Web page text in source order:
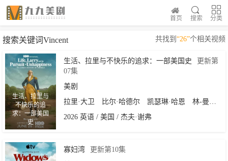
分类
搜索
首页
搜索关键词Vincent 共找到 “26”个相关视频
生活、拉里与
不快乐的追
求：一部美国
史
生活、拉里与不快乐的追求：一部美国史
更新第
07集
美剧
拉里·大卫
比尔·哈德尔 凯瑟琳·哈恩
林-曼努尔·米兰达
2026 英语 / 美国 / 杰夫·谢弗
寡妇湾
更新第10集